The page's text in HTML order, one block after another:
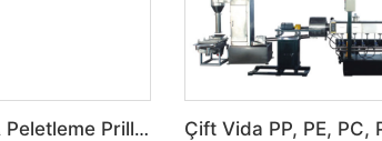
Tek Vidalı PP, PE, PET, PS, PA Peletleme Prilleme Granül Makinası